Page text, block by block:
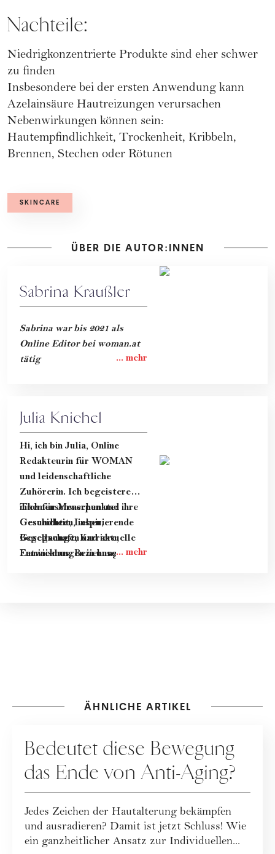
Nachteile:
Niedrigkonzentrierte Produkte sind eher schwer
zu finden
Insbesondere bei der ersten Anwendung kann
Azelainsäure Hautreizungen verursachen
Nebenwirkungen können sein:
Hautempfindlichkeit, Trockenheit, Kribbeln,
Brennen, Stechen oder Rötunen
SKINCARE
ÜBER DIE AUTOR:INNEN
Sabrina Kraußler
Sabrina war bis 2021 als
Online Editor bei woman.at
tätig
Julia Knichel
Hi, ich bin Julia, Online
Redakteurin für WOMAN
und leidenschaftliche
Zuhörerin. Ich begeistere
mich für Menschen und ihre
Geschichten, inspirierende
Begegnungen und aktuelle
Entwicklungen in unserer
Themenschwerpunkte:
Gesundheit, Leben,
Gesellschaft, Karriere,
Feminismus, Beziehung &
ÄHNLICHE ARTIKEL
Bedeutet diese Bewegung
das Ende von Anti-Aging?
Jedes Zeichen der Hautalterung bekämpfen
und ausradieren? Damit ist jetzt Schluss! Wie
ein ganzheitlicher Ansatz zur Individuellen...